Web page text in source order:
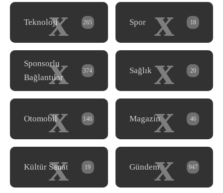
x
Teknoloji 265 x
Spor 18
x
Sponsorlu
Bağlantılar
374 x
Sağlık 20
x
Otomobil 146 x
Magazin 46
x
Kültür Sanat 19 x
Gündem 947